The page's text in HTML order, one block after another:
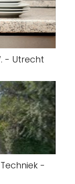
- Utrecht
-